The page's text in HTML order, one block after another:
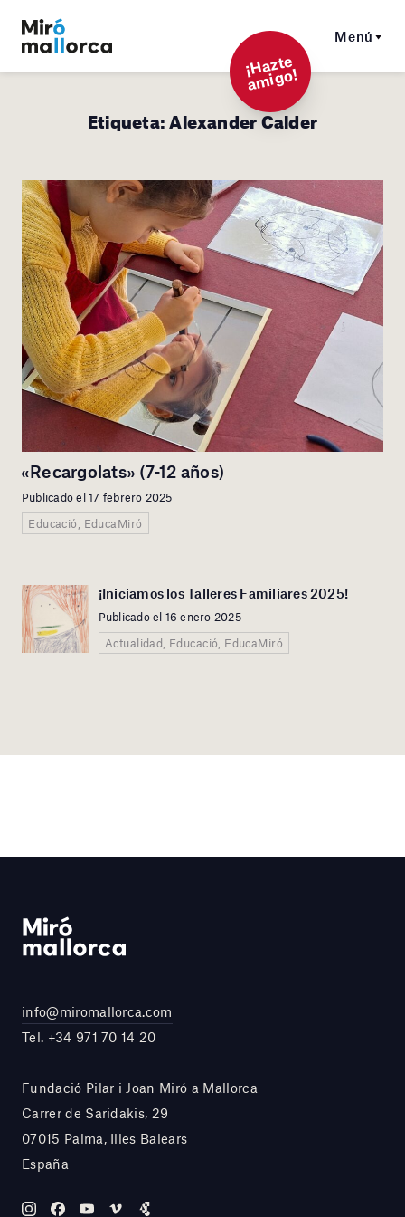
Menú
¡
Hazt
e
a
mi
g
o!
Etiqueta:Alexander Calder
«Recargolats» (7-12 años)
Publicado el 17 febrero 2025
Educació, EducaMiró
¡Iniciamos los Talleres Familiares 2025!
Publicado el 16 enero 2025
Actualidad, Educació, EducaMiró
info@miromallorca.com
Tel. +34 971 70 14 20
Fundació Pilar i Joan Miró a Mallorca
Carrer de Saridakis, 29
07015 Palma, Illes Balears
España